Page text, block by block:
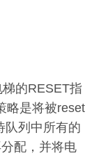
的RESET指
略是将被reset
队列中所有的
配，并将电